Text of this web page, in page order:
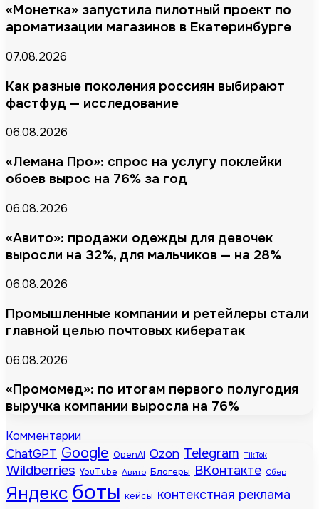
«Монетка» запустила пилотный проект по
ароматизации магазинов в Екатеринбурге
07.08.2026
Как разные поколения россиян выбирают
фастфуд — исследование
06.08.2026
«Лемана Про»: спрос на услугу поклейки
обоев вырос на 76% за год
06.08.2026
«Авито»: продажи одежды для девочек
выросли на 32%, для мальчиков — на 28%
06.08.2026
Промышленные компании и ретейлеры стали
главной целью почтовых кибератак
06.08.2026
«Промомед»: по итогам первого полугодия
выручка компании выросла на 76%
Комментарии
ChatGPT Google OpenAI Ozon Telegram TikTok
Wildberries YouTube Авито Блогеры ВКонтакте Сбер
Яндекс боты кейсы контекстная реклама